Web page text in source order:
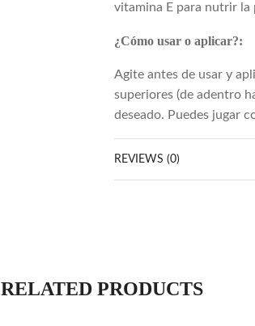
vitamina E para nutrir la
¿Cómo usar o aplicar?:
Agite antes de usar y
superiores (de adentro
deseado. Puedes jugar
REVIEWS (0)
RELATED PRODUCTS